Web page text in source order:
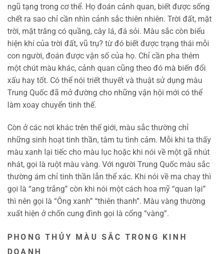
ngũ tạng trong cơ thể. Họ đoán cảnh quan, biết được sống
chết ra sao chỉ cần nhìn cảnh sắc thiên nhiên. Trời đất, mặt
trời, mặt trăng có quầng, cây lá, đá sỏi. Màu sắc còn biểu
hiện khí của trời đất, vũ trụ? từ đó biết được trạng thái mỗi
con người, đoán được vận số của họ. Chỉ cần pha thêm
một chút màu khác, cảnh quan cũng theo đó mà biến đổi
xấu hay tốt. Có thể nói triết thuyết và thuật sử dụng màu
Trung Quốc đã mở đường cho những vận hội mới có thể
làm xoay chuyển tình thế.
Còn ở các nơi khác trên thế giới, màu sắc thường chỉ
những sinh hoạt tinh thần, tâm tu tình cảm. Mỗi khi ta thấy
màu xanh lại tiếc cho màu lục hoặc khi nói về một gã nhút
nhát, gọi là ruột màu vàng. Với người Trung Quốc màu sắc
thường ám chỉ tinh thần lẫn thể xác. Khi nói về ma chay thì
gọi là “ang trắng” còn khi nói một cách hoa mỹ “quan lại”
thì nên gọi là “Ông xanh” “thiên thanh”. Màu vàng thường
xuất hiện ở chốn cung đình gọi là cổng “vàng”.
PHONG THỦY MÀU SẮC TRONG KINH
DOANH